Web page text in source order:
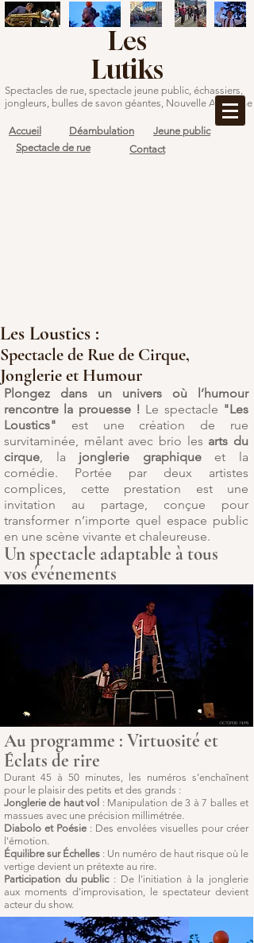
Les
Lutiks
Accueil Déambulation Jeune public
Spectacles de rue, spectacle jeune public, échassiers,
jongleurs, bulles de savon géantes, Nouvelle Aquitaine
Spectacle de rue Contact
Les Loustics :
Spectacle de Rue de Cirque,
Jonglerie et Humour
Plongez dans un univers où l’humour
rencontre la prouesse ! Le spectacle "Les
Loustics" est une création de rue
survitaminée, mêlant avec brio les arts du
cirque, la jonglerie graphiqueet la
comédie. Portée par deux artistes
complices, cette prestation est une
invitation au partage, conçue pour
transformer n’importe quel espace public
en une scène vivante et chaleureuse.
Un spectacle adaptable à tous
vos événements
Au programme : Virtuosité et
Éclats de rire
Durant 45 à 50 minutes, les numéros s’enchaînent
pour le plaisir des petits et des grands :
Jonglerie de haut vol : Manipulation de 3 à 7 balles et
massues avec une précision millimétrée.
Diabolo et Poésie : Des envolées visuelles pour créer
l'émotion.
Équilibre sur Échelles : Un numéro de haut risque où le
vertige devient un prétexte au rire.
Participation du public : De l’initiation à la jonglerie
aux moments d'improvisation, le spectateur devient
acteur du show.